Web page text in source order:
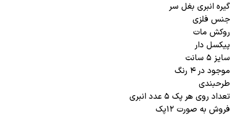
گیره انبری بغل سر
جنس فلزی
روکش مات
پیکسل دار
سایز ۵ سانت
موجود در ۴ رنگ
طرحبندی
تعداد روی هر پک ۵ عدد انبری
فروش به صورت ۱۲پک